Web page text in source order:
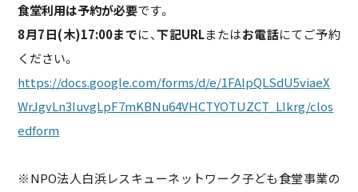
食堂利用は予約が必要です。
8月7日(木)17:00までに、下記URLまたはお電話にてご予約
ください。
https://docs.google.com/forms/d/e/1FAIpQLSdU5viaeX
WrJgvLn3IuvgLpF7mKBNu64VHCTYOTUZCT_LIkrg/clos
edform
※NPO法人白浜レスキューネットワーク子ども食堂事業の